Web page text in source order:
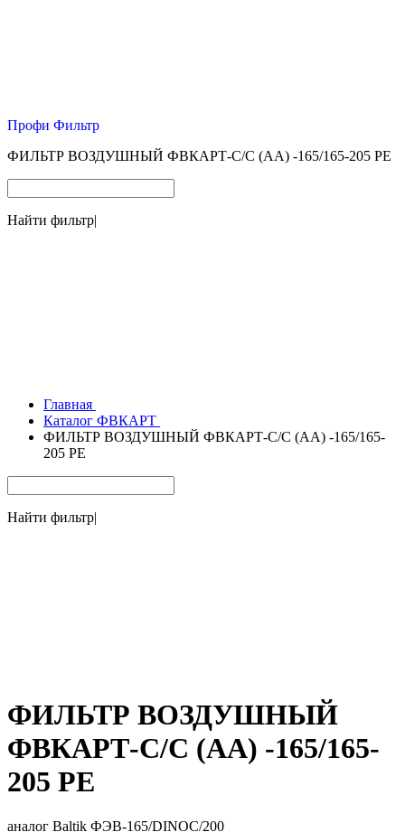
Профи Фильтр
ФИЛЬТР ВОЗДУШНЫЙ ФВКАРТ-С/С (АА) -165/165-205 PE
Найти фильтр|
Главная
Каталог ФВКАРТ
ФИЛЬТР ВОЗДУШНЫЙ ФВКАРТ-С/С (АА) -165/165-
205 PE
Найти фильтр|
ФИЛЬТР ВОЗДУШНЫЙ
ФВКАРТ-С/С (АА) -165/165-
205 PE
аналог Baltik ФЭВ-165/DINOC/200